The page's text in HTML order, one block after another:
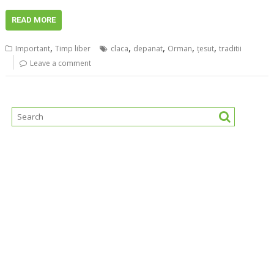
READ MORE
Important,Timp liber claca, depanat, Orman,ţesut,traditii
Leave a comment